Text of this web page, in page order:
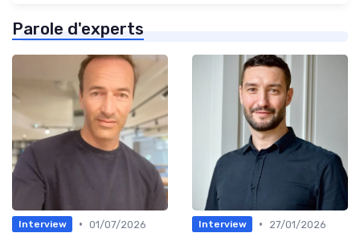
Parole d'experts
Interview • 01/07/2026
Interview •
27/01/2026